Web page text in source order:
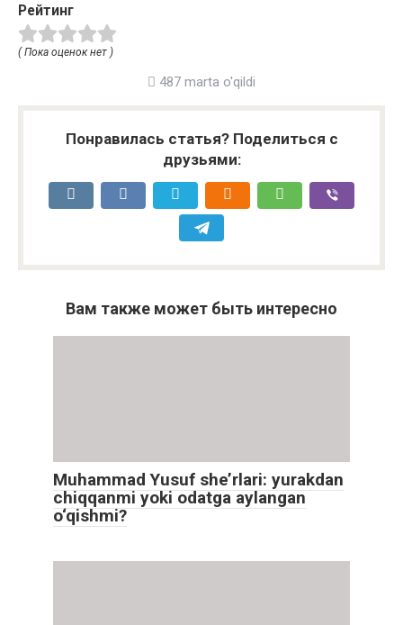
Рейтинг
( Пока оценок нет )
487 marta o'qildi
Понравилась статья? Поделиться с
друзьями:
Вам также может быть интересно
Muhammad Yusuf she’rlari: yurakdan
chiqqanmi yoki odatga aylangan
o‘qishmi?